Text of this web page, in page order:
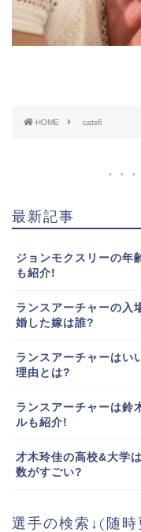
HOME cats6
最新記事
ジョンモクスリーの年
も紹介!
ランスアーチャーの入
婚した嫁は誰?
ランスアーチャーはい
理由とは?
ランスアーチャーは鈴
ルも紹介!
才木玲佳の高校&大学
数がすごい?
選手の検索↓(随時